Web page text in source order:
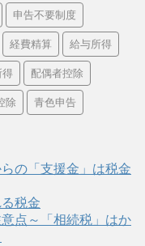
申告不要制度
経費精算 給与所得
得 配偶者控除
除 青色申告
の「支援金」は税金
税金
点～「相続税」はか